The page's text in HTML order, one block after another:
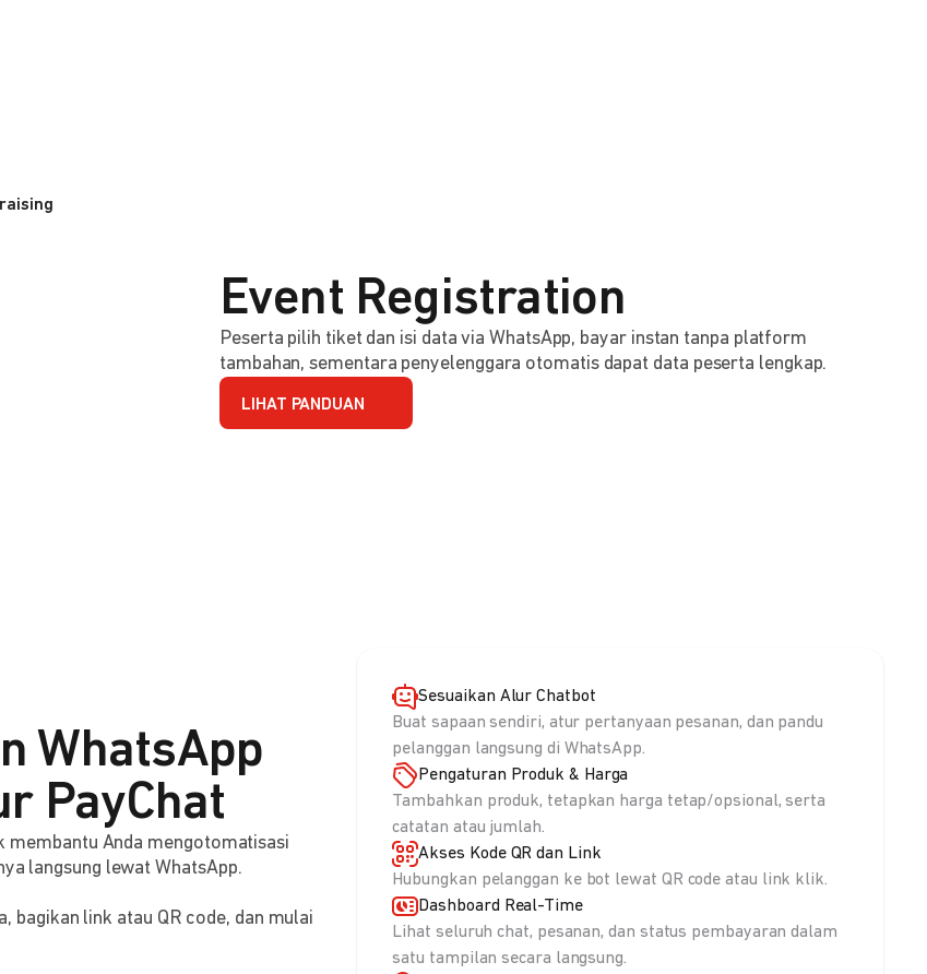
Event Registration
Peserta pilih tiket dan isi data via WhatsApp, bayar instan tanpa platform
tambahan, sementara penyelenggara otomatis dapat data peserta lengkap.
LIHAT PANDUAN
WhatsApp
PayChat
membantu Anda mengotomatisasi
langsung lewat WhatsApp.
bagikan link atau QR code, dan mulai
Sesuaikan Alur Chatbot
Buat sapaan sendiri, atur pertanyaan pesanan, dan pandu
pelanggan langsung di WhatsApp.
Pengaturan Produk & Harga
Tambahkan produk, tetapkan harga tetap/opsional, serta
catatan atau jumlah.
Akses Kode QR dan Link
Hubungkan pelanggan ke bot lewat QR code atau link klik.
Dashboard Real-Time
Lihat seluruh chat, pesanan, dan status pembayaran dalam
satu tampilan secara langsung.